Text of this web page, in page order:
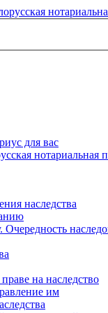
для вас
нотариальная
наследства
Очередность
на наследство
им